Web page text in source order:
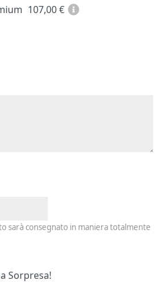
107,00€
sarà consegnato in maniera totalmente
Sorpresa!